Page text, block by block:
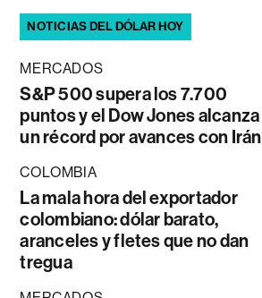
NOTICIAS DEL DÓLAR HOY
MERCADOS
S&P 500 supera los 7.700
puntos y el Dow Jones alcanza
un récord por avances con Irán
COLOMBIA
La mala hora del exportador
colombiano: dólar barato,
aranceles y fletes que no dan
tregua